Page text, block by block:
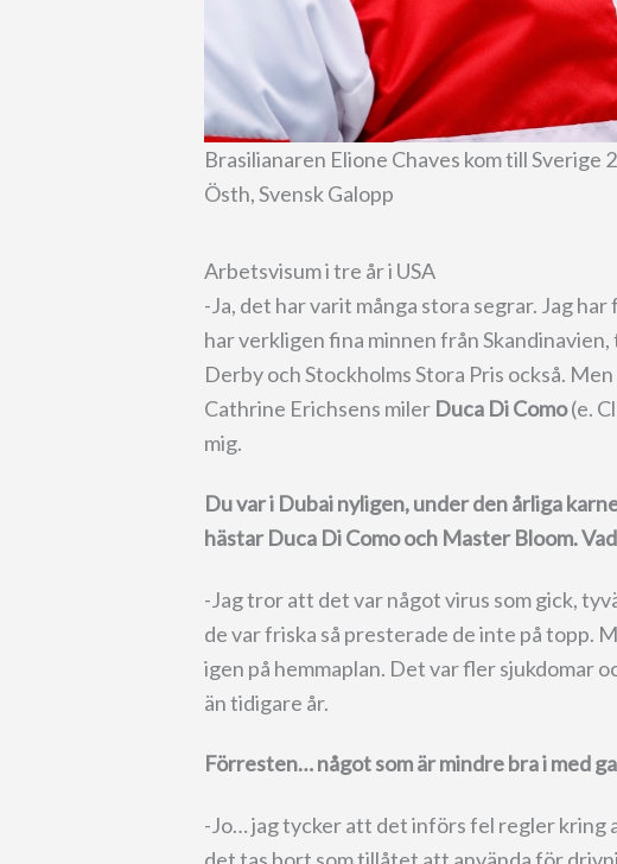
Brasilianaren Elione Chaves kom till Sverige
Östh, Svensk Galopp
Arbetsvisum i tre år i USA
-Ja, det har varit många stora segrar. Jag
har verkligen fina minnen från
Derby och Stockholms Stora Pris också.
Cathrine Erichsens miler Duca Di Como(e.
mig.
Du var i Dubai nyligen, under den årliga
hästar Duca Di Como och Master Bloom.
-Jag tror att det var något virus som gick,
de var friska så presterade de inte på topp.
igen på hemmaplan. Det var fler sjukdomar
än tidigare år.
Förresten… något som är mindre bra i med
-Jo… jag tycker att det införs fel regler kring